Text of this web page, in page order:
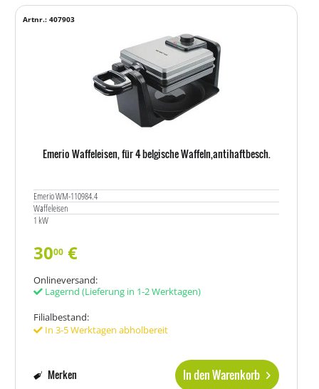
Emerio Waffeleisen, für 4 belgische Waffeln,antihaftbesch.
Emerio WM-110984.4
Waffeleisen
1 kW
Artnr.: 407903
3000 €
Onlineversand:
Lagernd (Lieferung in 1-2 Werktagen)
Filialbestand:
In 3-5 Werktagen abholbereit
In den Warenkorb
Merken